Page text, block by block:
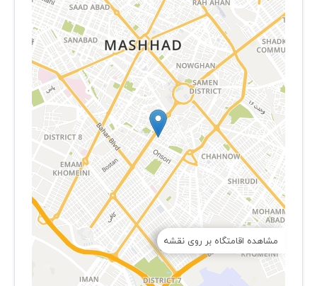
مشاهده اقامتگاه بر روی نقشه